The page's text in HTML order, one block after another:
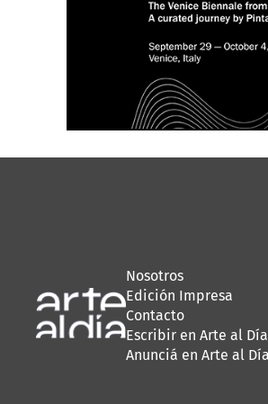
Nosotros
Edición Impresa
Contacto
Escribir en Arte al Día
Anunciá en Arte al Día